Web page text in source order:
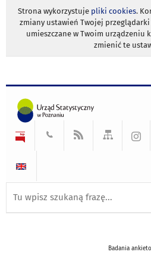
Strona wykorzystuje pliki cookies.
zmiany ustawień Twojej przeglądarki
umieszczane w Twoim urządzeniu
zmienić te
Badania